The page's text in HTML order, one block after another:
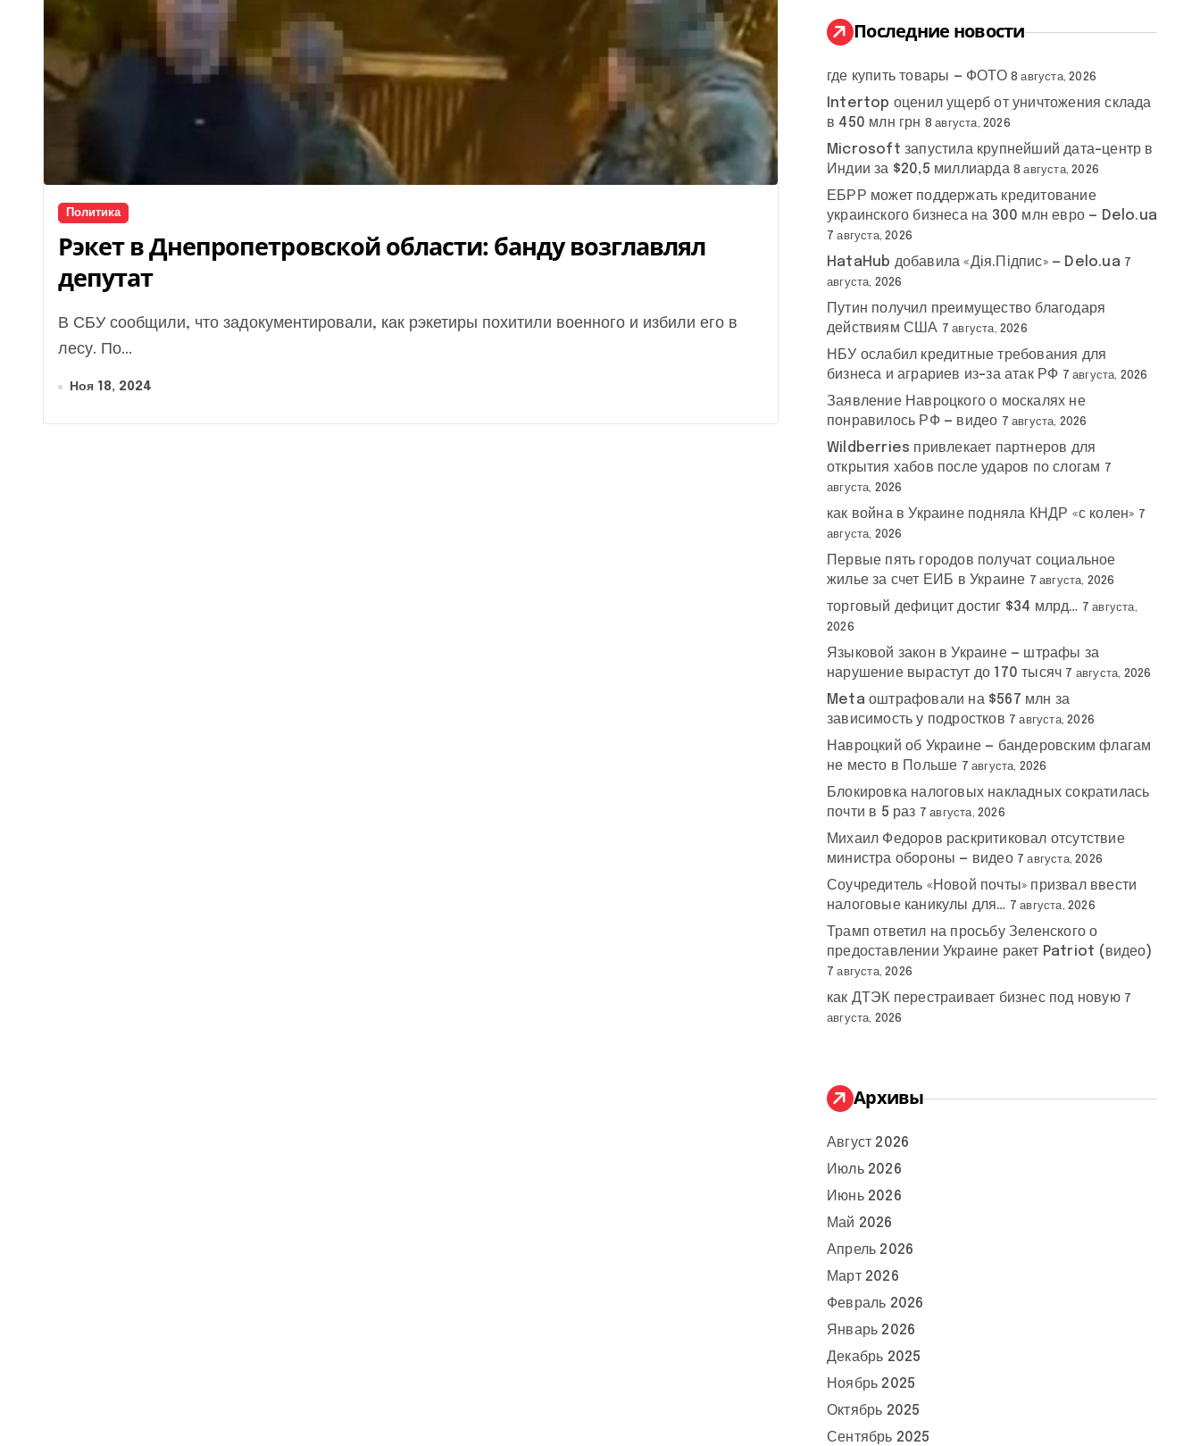
Политика
Рэкет в Днепропетровской области: банду возглавлял
депутат
В СБУ сообщили, что задокументировали, как рэкетиры похитили военного и избили его в
лесу. По...
Ноя 18, 2024
:
Последние новости
где купить товары — ФОТО 8 августа, 2026
Intertop оценил ущерб от уничтожения склада
в 450 млн грн 8 августа, 2026
Microsoft запустила крупнейший дата-центр в
Индии за $20,5 миллиарда 8 августа, 2026
ЕБРР может поддержать кредитование
украинского бизнеса на 300 млн евро — Delo.ua
7 августа, 2026
HataHub добавила «Дія.Підпис» — Delo.ua 7
августа, 2026
Путин получил преимущество благодаря
действиям США 7 августа, 2026
НБУ ослабил кредитные требования для
бизнеса и аграриев из-за атак РФ 7 августа, 2026
Заявление Навроцкого о москалях не
понравилось РФ — видео 7 августа, 2026
Wildberries привлекает партнеров для
открытия хабов после ударов по слогам 7
августа, 2026
как война в Украине подняла КНДР «с колен» 7
августа, 2026
Первые пять городов получат социальное
жилье за счет ЕИБ в Украине 7 августа, 2026
торговый дефицит достиг $34 млрд… 7 августа,
2026
Языковой закон в Украине — штрафы за
нарушение вырастут до 170 тысяч 7 августа, 2026
Meta оштрафовали на $567 млн за
зависимость у подростков 7 августа, 2026
Навроцкий об Украине — бандеровским флагам
не место в Польше 7 августа, 2026
Блокировка налоговых накладных сократилась
почти в 5 раз 7 августа, 2026
Михаил Федоров раскритиковал отсутствие
министра обороны — видео 7 августа, 2026
Соучредитель «Новой почты» призвал ввести
налоговые каникулы для… 7 августа, 2026
Трамп ответил на просьбу Зеленского о
предоставлении Украине ракет Patriot (видео)
7 августа, 2026
как ДТЭК перестраивает бизнес под новую 7
августа, 2026
Архивы
Август 2026
Июль 2026
Июнь 2026
Май 2026
Апрель 2026
Март 2026
Февраль 2026
Январь 2026
Декабрь 2025
Ноябрь 2025
Октябрь 2025
Сентябрь 2025